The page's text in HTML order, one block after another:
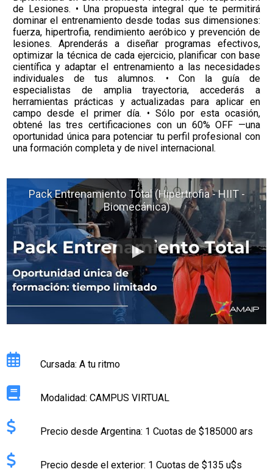
de Lesiones. • Una propuesta integral que te permitirá
dominar el entrenamiento desde todas sus dimensiones:
fuerza, hipertrofia, rendimiento aeróbico y prevención de
lesiones. Aprenderás a diseñar programas efectivos,
optimizar la técnica de cada ejercicio, planificar con base
científica y adaptar el entrenamiento a las necesidades
individuales de tus alumnos. • Con la guía de
especialistas de amplia trayectoria, accederás a
herramientas prácticas y actualizadas para aplicar en
campo desde el primer día. • Sólo por esta ocasión,
obtené las tres certificaciones con un 60% OFF —una
oportunidad única para potenciar tu perfil profesional con
una formación completa y de nivel internacional.
Pack Entrenamiento Total (Hipertrofia - HIIT -
Biomecánica)
Cursada: A tu ritmo
Modalidad: CAMPUS VIRTUAL
Precio desde Argentina: 1 Cuotas de $185000 ars
Precio desde el exterior: 1 Cuotas de $135 u$s